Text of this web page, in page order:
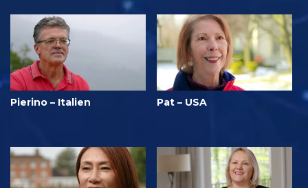
Pierino – Italien Pat – USA